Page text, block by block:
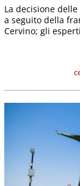
La decisione
a seguito della
Cervino; gli